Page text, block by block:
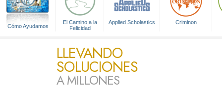
Cómo Ayudamos
El Camino a la
Felicidad
Applied Scholastics Criminon
LLEVANDO
SOLUCIONES
A MILLONES